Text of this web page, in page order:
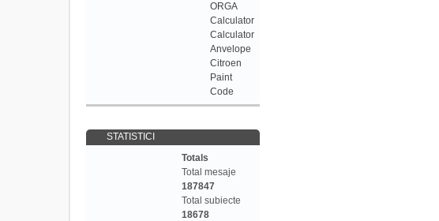
ORGA
Calculator
Calculator
Anvelope
Citroen
Paint
Code
STATISTICI
Totals
Total mesaje
187847
Total subiecte
18678